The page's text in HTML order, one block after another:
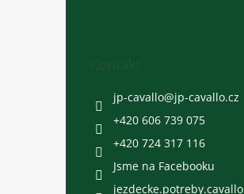
jp-cavallo@jp-cavallo.cz
+420 606 739 075
+420 724 317 116
Jsme na Facebooku
jezdecke.potreby.cavallo